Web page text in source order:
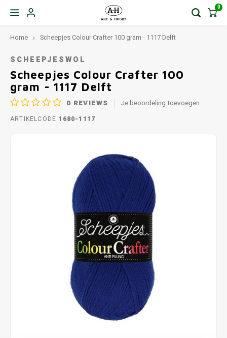
0
Home Scheepjes Colour Crafter 100 gram - 1117 Delft
SCHEEPJESWOL
Scheepjes Colour Crafter 100
gram - 1117 Delft
0 REVIEWS Je beoordeling toevoegen
ARTIKELCODE 1680-1117